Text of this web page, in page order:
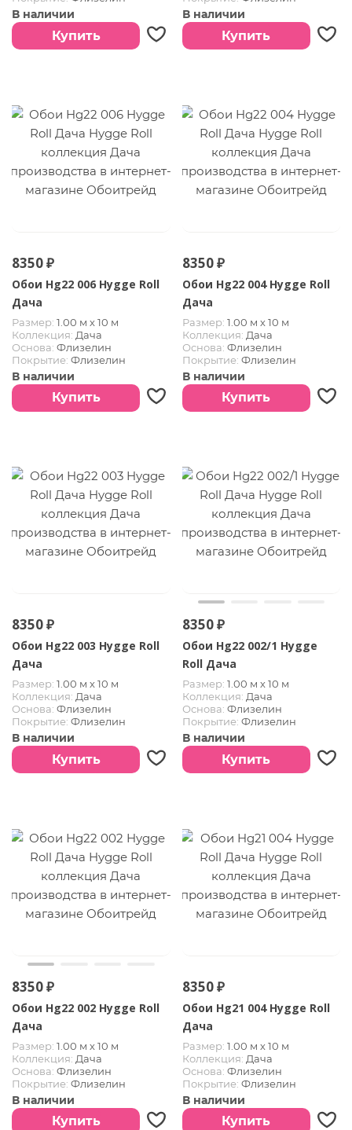
В наличии
Купить
В наличии
Купить
8350 ₽
Обои Hg22 006 Hygge Roll
Дача
Размер: 1.00 м х 10 м
Коллекция: Дача
Основа: Флизелин
Покрытие: Флизелин
В наличии
Купить
8350 ₽
Обои Hg22 004 Hygge Roll
Дача
Размер: 1.00 м х 10 м
Коллекция: Дача
Основа: Флизелин
Покрытие: Флизелин
В наличии
Купить
8350 ₽
Обои Hg22 003 Hygge Roll
Дача
Размер: 1.00 м х 10 м
Коллекция: Дача
Основа: Флизелин
Покрытие: Флизелин
В наличии
Купить
8350 ₽
Обои Hg22 002/1 Hygge
Roll Дача
Размер: 1.00 м х 10 м
Коллекция: Дача
Основа: Флизелин
Покрытие: Флизелин
В наличии
Купить
8350 ₽
Обои Hg22 002 Hygge Roll
Дача
Размер: 1.00 м х 10 м
Коллекция: Дача
Основа: Флизелин
Покрытие: Флизелин
В наличии
Купить
8350 ₽
Обои Hg21 004 Hygge Roll
Дача
Размер: 1.00 м х 10 м
Коллекция: Дача
Основа: Флизелин
Покрытие: Флизелин
В наличии
Купить